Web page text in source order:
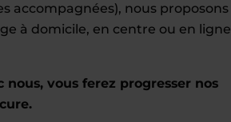
accompagnées), nous proposons
à domicile, en centre ou en
vous ferez progresser nos